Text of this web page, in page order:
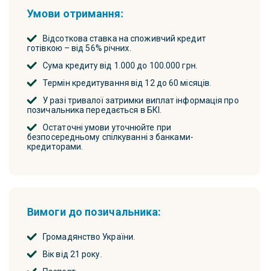
Умови отримання:
Відсоткова ставка на споживчий кредит
готівкою – від 56% річних.
Сума кредиту від 1.000 до 100.000 грн.
Термін кредитування від 12 до 60 місяців.
У разі тривалої затримки виплат інформація про
позичальника передається в БКІ.
Остаточні умови уточнюйте при
безпосередньому спілкуванні з банками-
кредиторами.
Вимоги до позичальника:
Громадянство України.
Вік від 21 року.